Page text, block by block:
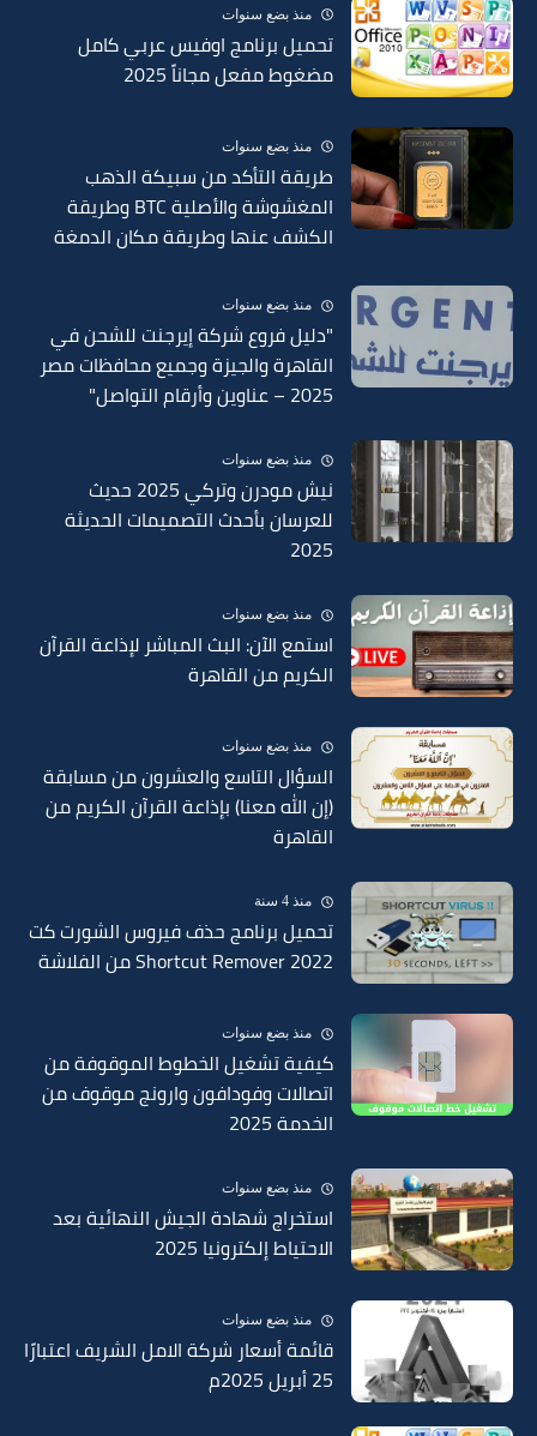
منذ بضع سنوات
تحميل برنامج اوفيس عربي كامل
مضغوط مفعل مجاناً 2025
منذ بضع سنوات
طريقة التأكد من سبيكة الذهب
المغشوشة والأصلية BTC وطريقة
الكشف عنها وطريقة مكان الدمغة
منذ بضع سنوات
"دليل فروع شركة إيرجنت للشحن في
القاهرة والجيزة وجميع محافظات مصر
2025 – عناوين وأرقام التواصل"
منذ بضع سنوات
نيش مودرن وتركي 2025 حديث
للعرسان بأحدث التصميمات الحديثة
2025
منذ بضع سنوات
استمع الآن: البث المباشر لإذاعة القرآن
الكريم من القاهرة
منذ بضع سنوات
السؤال التاسع والعشرون من مسابقة
(إن الله معنا) بإذاعة القرآن الكريم من
القاهرة
منذ 4 سنة
تحميل برنامج حذف فيروس الشورت كت
Shortcut Remover 2022 من الفلاشة
منذ بضع سنوات
كيفية تشغيل الخطوط الموقوفة من
اتصالات وفودافون وارونج موقوف من
الخدمة 2025
منذ بضع سنوات
استخراج شهادة الجيش النهائية بعد
الاحتياط إلكترونيا 2025
منذ بضع سنوات
قائمة أسعار شركة الامل الشريف اعتبارًا